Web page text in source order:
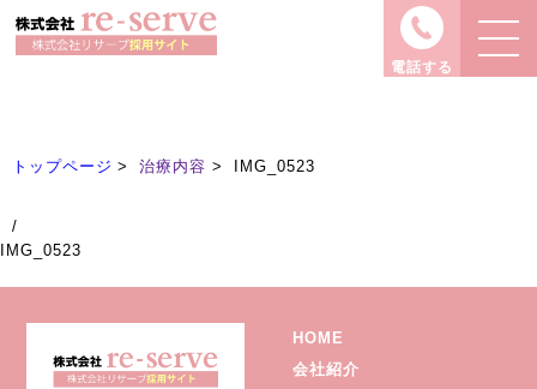
電話する
Treatment
トップページ 治療内容 IMG_0523
/
IMG_0523
HOME
会社紹介